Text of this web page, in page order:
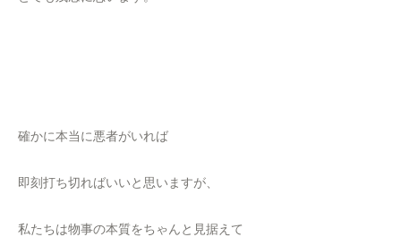
確かに本当に悪者がいれば
即刻打ち切ればいいと思いますが、
私たちは物事の本質をちゃんと見据えて